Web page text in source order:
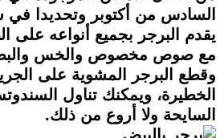
السادس من أكتوبر وتحديدا في
يقدم البرجر بجميع أنواعه على
مع صوص مخصوص والخس
وقطع البرجر المشوية على
الخطيرة، ويمكنك تناول
السايحة ولا أروع من ذلك.